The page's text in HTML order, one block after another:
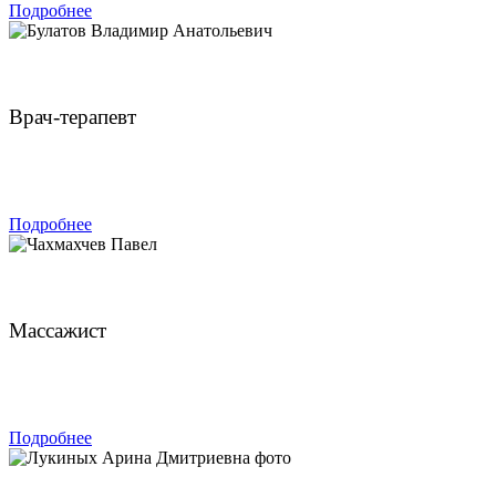
Подробнее
Врач-терапевт
Подробнее
Массажист
Подробнее